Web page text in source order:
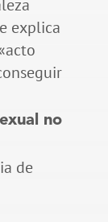
explica
no
de